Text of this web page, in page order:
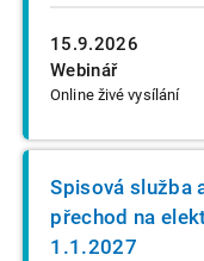
15.9.2026
Webinář
Online živé vysílání
Spisová služba
přechod na
1.1.2027